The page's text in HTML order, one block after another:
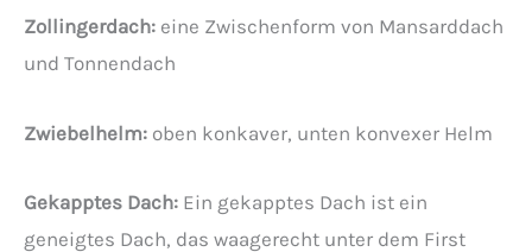
Zollingerdach: eine Zwischenform von Mansarddach
und Tonnendach
Zwiebelhelm: oben konkaver, unten konvexer Helm
Gekapptes Dach: Ein gekapptes Dach ist ein
geneigtes Dach, das waagerecht unter dem First